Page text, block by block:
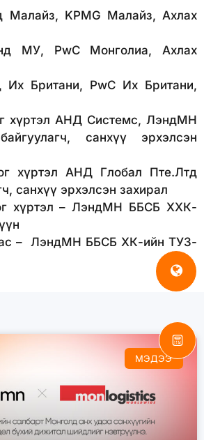
Малайз, KPMG Малайз, Ахлах
МУ, PwC Монголиа, Ахлах
Их Британи, PwC Их Британи,
хүртэл АНД Системс, ЛэндМН
санхүү эрхэлсэн
хүртэл АНД Глобал Пте.Лтд
санхүү эрхэлсэн захирал
хүртэл – ЛэндМН ББСБ ХХК-
– ЛэндМН ББСБ ХК-ийн ТУЗ-
МЭДЭЭ